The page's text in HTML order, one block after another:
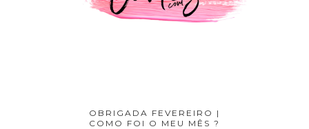
OBRIGADA FEVEREIRO |
COMO FOI O MEU MÊS ?